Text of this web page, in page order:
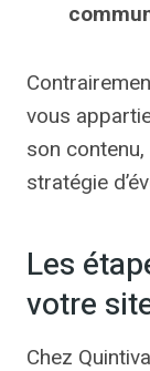
vous
son
stratégie
Les
votre
Chez